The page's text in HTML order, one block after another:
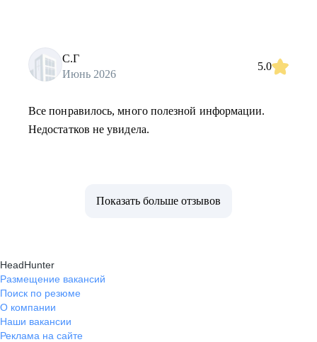
С.Г
Июнь 2026
5.0
Все понравилось, много полезной информации.
Недостатков не увидела.
Показать больше отзывов
HeadHunter
Размещение вакансий
Поиск по резюме
О компании
Наши вакансии
Реклама на сайте